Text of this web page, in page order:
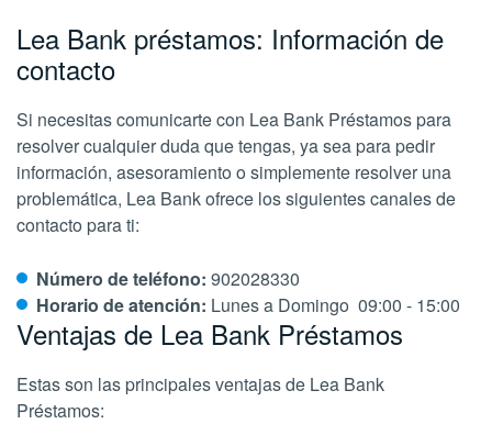
Lea Bank préstamos: Información de
contacto
Si necesitas comunicarte con Lea Bank Préstamos para
resolver cualquier duda que tengas, ya sea para pedir
información, asesoramiento o simplemente resolver una
problemática, Lea Bank ofrece los siguientes canales de
contacto para ti:
Número de teléfono: 902028330
Horario de atención: Lunes a Domingo 09:00 - 15:00
Ventajas de Lea Bank Préstamos
Estas son las principales ventajas de Lea Bank
Préstamos: